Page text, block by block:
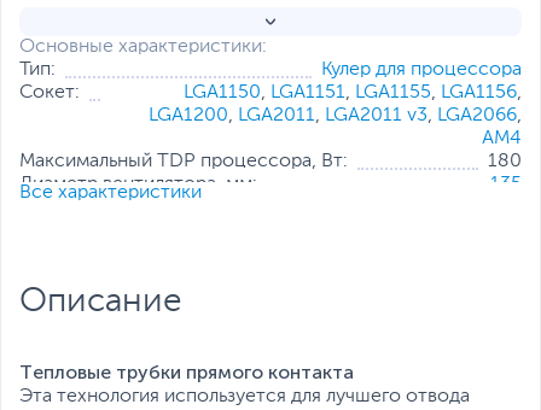
Основные характеристики:
Тип:
Кулер для процессора
Сокет:
LGA1150, LGA1151, LGA1155, LGA1156,
LGA1200, LGA2011, LGA2011 v3, LGA2066,
AM4
Максимальный TDP процессора, Вт:
180
Диаметр вентилятора, мм:
135
Максимальный уровень шума, дБ:
Воздушный поток:
Все характеристики
Все характеристики
Описание
Тепловые трубки прямого контакта
Эта технология используется для лучшего отвода